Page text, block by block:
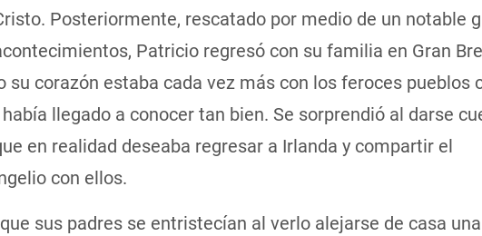
Posteriormente, rescatado por medio de un notable
Patricio regresó con su familia en Gran
su corazón estaba cada vez más con los feroces pueblos
llegado a conocer tan bien. Se sorprendió al darse
en realidad deseaba regresar a Irlanda y compartir el
con ellos.
sus padres se entristecían al verlo alejarse de casa